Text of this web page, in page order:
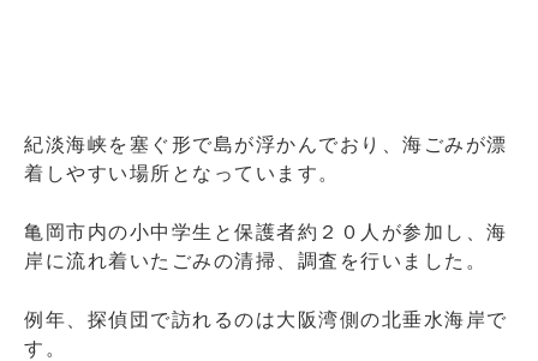
紀淡海峡を塞ぐ形で島が浮かんでおり、海ごみが漂
着しやすい場所となっています。
亀岡市内の小中学生と保護者約２０人が参加し、海
岸に流れ着いたごみの清掃、調査を行いました。
例年、探偵団で訪れるのは大阪湾側の北垂水海岸で
す。